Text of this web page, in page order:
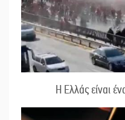
Η Ελλάς είναι